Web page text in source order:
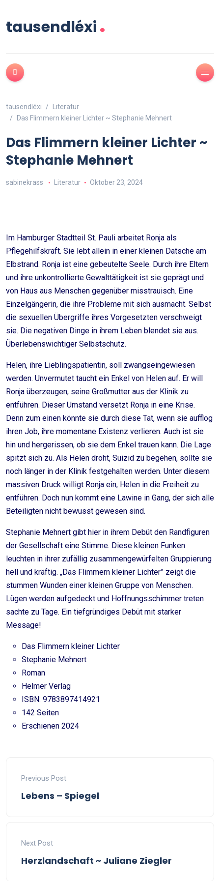
tausendléxi.
tausendléxi
Literatur
Das Flimmern kleiner Lichter ~ Stephanie Mehnert
Das Flimmern kleiner Lichter ~
Stephanie Mehnert
sabinekrass Literatur Oktober 23, 2024
Im Hamburger Stadtteil St. Pauli arbeitet Ronja als
Pflegehilfskraft. Sie lebt allein in einer kleinen Datsche am
Elbstrand. Ronja ist eine gebeutelte Seele. Durch ihre Eltern
und ihre unkontrollierte Gewalttätigkeit ist sie geprägt und
von Haus aus Menschen gegenüber misstrauisch. Eine
Einzelgängerin, die ihre Probleme mit sich ausmacht. Selbst
die sexuellen Übergriffe ihres Vorgesetzten verschweigt
sie. Die negativen Dinge in ihrem Leben blendet sie aus.
Überlebenswichtiger Selbstschutz.
Helen, ihre Lieblingspatientin, soll zwangseingewiesen
werden. Unvermutet taucht ein Enkel von Helen auf. Er will
Ronja überzeugen, seine Großmutter aus der Klinik zu
entführen. Dieser Umstand versetzt Ronja in eine Krise.
Denn zum einen könnte sie durch diese Tat, wenn sie aufflog
ihren Job, ihre momentane Existenz verlieren. Auch ist sie
hin und hergerissen, ob sie dem Enkel trauen kann. Die Lage
spitzt sich zu. Als Helen droht, Suizid zu begehen, sollte sie
noch länger in der Klinik festgehalten werden. Unter diesem
massiven Druck willigt Ronja ein, Helen in die Freiheit zu
entführen. Doch nun kommt eine Lawine in Gang, der sich alle
Beteiligten nicht bewusst gewesen sind.
Stephanie Mehnert gibt hier in ihrem Debüt den Randfiguren
der Gesellschaft eine Stimme. Diese kleinen Funken
leuchten in ihrer zufällig zusammengewürfelten Gruppierung
hell und kräftig. „Das Flimmern kleiner Lichter” zeigt die
stummen Wunden einer kleinen Gruppe von Menschen.
Lügen werden aufgedeckt und Hoffnungsschimmer treten
sachte zu Tage. Ein tiefgründiges Debüt mit starker
Message!
Das Flimmern kleiner Lichter
Stephanie Mehnert
Roman
Helmer Verlag
ISBN: 9783897414921
142 Seiten
Erschienen 2024
Previous Post
Lebens – Spiegel
Next Post
Herzlandschaft ~ Juliane Ziegler